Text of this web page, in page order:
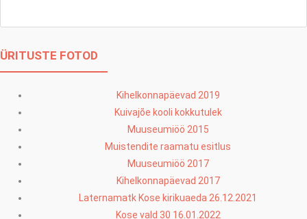
ÜRITUSTE FOTOD
Kihelkonnapäevad 2019
Kuivajõe kooli kokkutulek
Muuseumiöö 2015
Muistendite raamatu esitlus
Muuseumiöö 2017
Kihelkonnapäevad 2017
Laternamatk Kose kirikuaeda 26.12.2021
Kose vald 30 16.01.2022